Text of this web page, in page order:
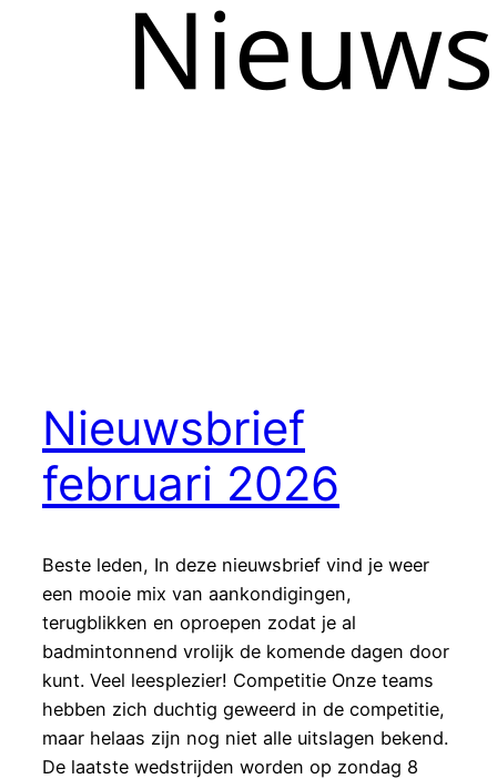
Nieuwsbrief
februari 2026
Beste leden, In deze nieuwsbrief vind je weer
een mooie mix van aankondigingen,
terugblikken en oproepen zodat je al
badmintonnend vrolijk de komende dagen door
kunt. Veel leesplezier! Competitie Onze teams
hebben zich duchtig geweerd in de competitie,
maar helaas zijn nog niet alle uitslagen bekend.
De laatste wedstrijden worden op zondag 8